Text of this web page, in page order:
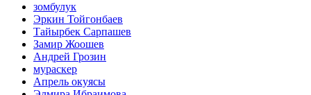
зомбулук
Эркин Тойгонбаев
Тайырбек Сарпашев
Замир Жоошев
Андрей Грозин
мураскер
Апрель окуясы